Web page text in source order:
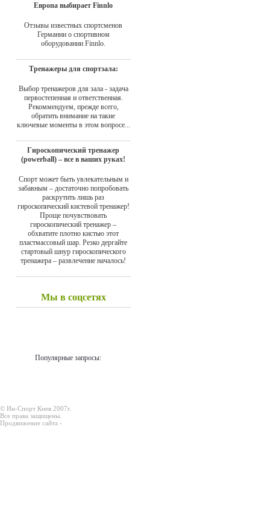
Европа выбирает Finnlo
Отзывы известных спортсменов
Германии о спортивном
оборудовании Finnlo.
Тренажеры для спортзала:
Выбор тренажеров для зала - задача
первостепенная и ответственная.
Рекоммендуем, прежде всего,
обратить внимание на такие
ключевые моменты в этом вопросе...
Гироскопический тренажер
(powerball) – все в ваших руках!
Спорт может быть увлекательным и
забавным – достаточно попробовать
раскрутить лишь раз
гироскопический кистевой тренажер!
Проще почувствовать
гироскопический тренажер –
обхватите плотно кистью этот
пластмассовый шар. Резко дергайте
стартовый шнур гироскопического
тренажера – развлечение началось!
Мы в соцсетях
Популярные запросы:
© Ин-Спорт Киев 2007г.
Все права защищены.
Продвижение сайта -